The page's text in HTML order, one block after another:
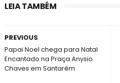
LEIA TAMBÉM
PREVIOUS
Papai Noel chega para Natal
Encantado na Praça Anysio
Chaves em Santarém